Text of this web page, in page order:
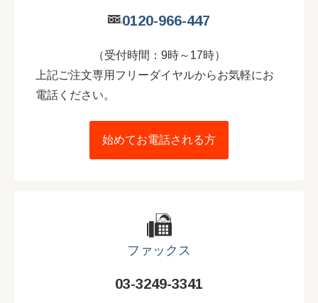
0120-966-447
（受付時間：9時～17時）
上記ご注文専用フリーダイヤルからお気軽にお
電話ください。
始めてお電話される方
ファックス
03-3249-3341